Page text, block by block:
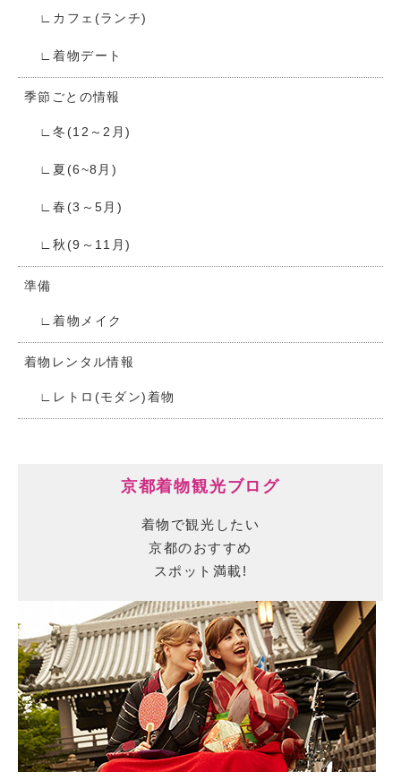
カフェ(ランチ)
着物デート
季節ごとの情報
冬(12～2月)
夏(6~8月)
春(3～5月)
秋(9～11月)
準備
着物メイク
着物レンタル情報
レトロ(モダン)着物
京都着物観光ブログ
着物で観光したい
京都のおすすめ
スポット満載!